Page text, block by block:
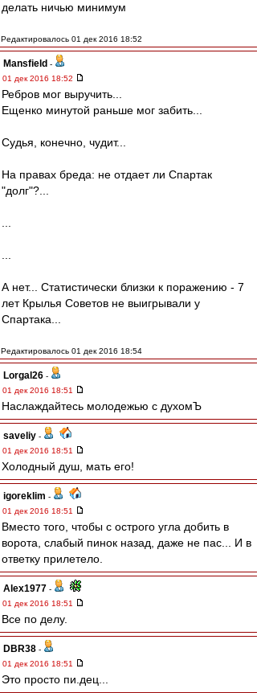
делать ничью минимум
Редактировалось 01 дек 2016 18:52
Mansfield -
01 дек 2016 18:52
Ребров мог выручить...
Ещенко минутой раньше мог забить...
Судья, конечно, чудит...
На правах бреда: не отдает ли Спартак
"долг"?...
А нет... Статистически близки к поражению - 7
лет Крылья Советов не выигрывали у
Спартака...
Редактировалось 01 дек 2016 18:54
Lorgal26 -
01 дек 2016 18:51
Наслаждайтесь молодежью с духомЪ
saveliy -
01 дек 2016 18:51
Холодный душ, мать его!
igoreklim -
01 дек 2016 18:51
Вместо того, чтобы с острого угла добить в
ворота, слабый пинок назад, даже не пас... И в
ответку прилетело.
Alex1977 -
01 дек 2016 18:51
Все по делу.
DBR38 -
01 дек 2016 18:51
Это просто пи.дец...